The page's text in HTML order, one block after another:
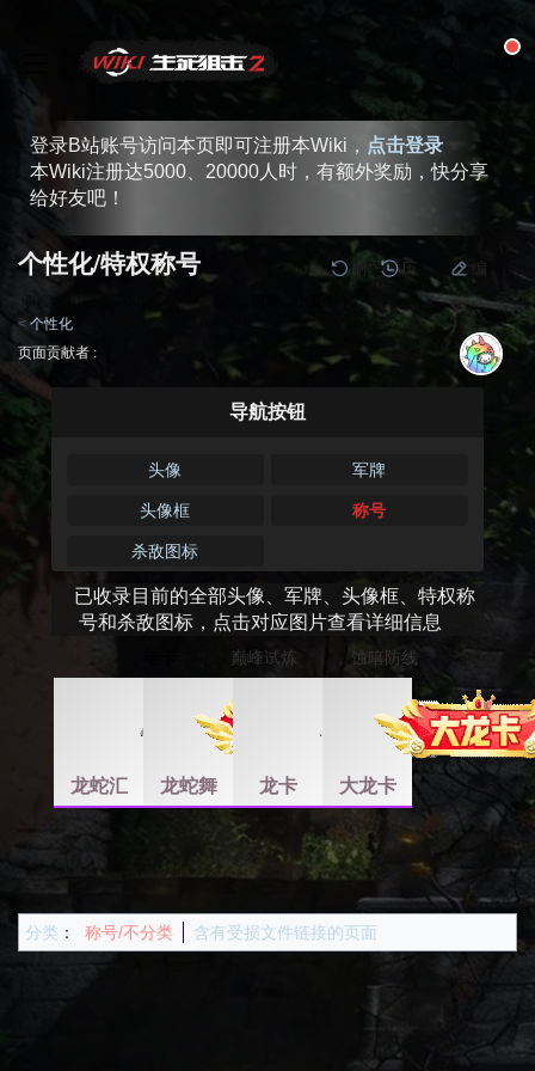
登录B站账号访问本页即可注册本Wiki， 点击登录
本Wiki注册达5000、20000人时，有额外奖励，快分享
给好友吧！
个性化/特权称号 刷 历 编
< 个性化
跳
导
航
跳
搜
索
页面贡献者 :
导航按钮
头像 军牌
头像框 称号
杀敌图标
已收录目前的全部头像、军牌、头像框、特权称
号和杀敌图标，点击对应图片查看详细信息
巅峰试炼 蚀暗防线
龙蛇汇 龙蛇舞 龙卡 大龙卡
分类 ： 称号/不分类 含有受损文件链接的页面